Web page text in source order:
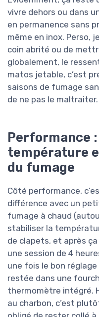
vivre dehors ou dans
en permanence sans
même en inox. Perso,
coin abrité ou de
globalement, le
matos jetable, c’est
saisons de fumage
de ne pas le maltraiter.
Performance
température
du fumage
Côté performance,
différence avec un
fumage à chaud
stabiliser la
de clapets, et après
une session de 4
une fois le bon
restée dans une
thermomètre intégré.
au charbon, c’est